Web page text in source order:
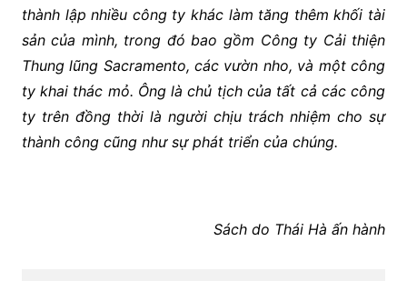
thành lập nhiều công ty khác làm tăng thêm khối tài
sản của mình, trong đó bao gồm Công ty Cải thiện
Thung lũng Sacramento, các vườn nho, và một công
ty khai thác mỏ. Ông là chủ tịch của tất cả các công
ty trên đồng thời là người chịu trách nhiệm cho sự
thành công cũng như sự phát triển của chúng.
Sách do Thái Hà ấn hành